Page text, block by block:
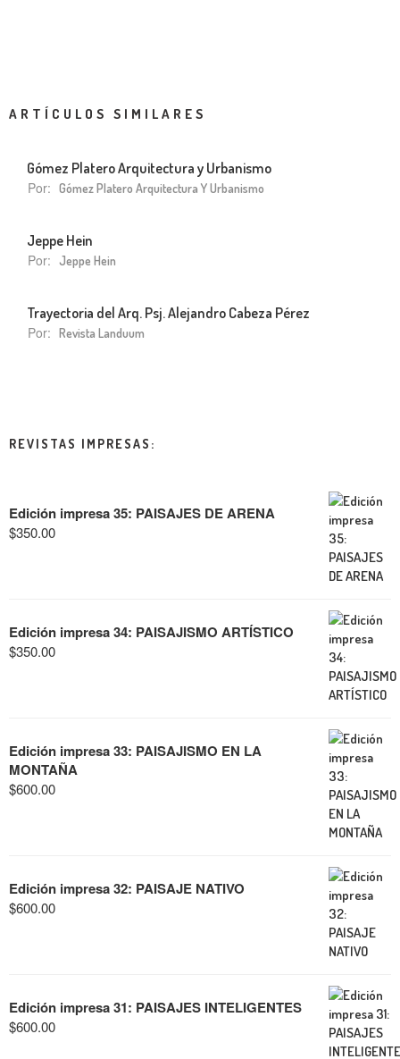
ARTÍCULOS SIMILARES
Gómez Platero Arquitectura y Urbanismo
Por: Gómez Platero Arquitectura Y Urbanismo
Jeppe Hein
Por: Jeppe Hein
Trayectoria del Arq. Psj. Alejandro Cabeza Pérez
Por: Revista Landuum
REVISTAS IMPRESAS:
Edición impresa 35: PAISAJES DE ARENA
$350.00
Edición impresa 34: PAISAJISMO ARTÍSTICO
$350.00
Edición impresa 33: PAISAJISMO EN LA
MONTAÑA
$600.00
Edición impresa 32: PAISAJE NATIVO
$600.00
Edición impresa 31: PAISAJES INTELIGENTES
$600.00